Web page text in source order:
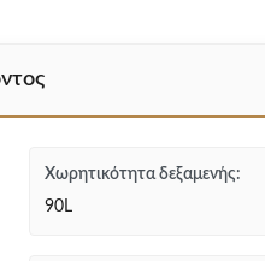
Χωρητικότητα δεξαμενής:
90L